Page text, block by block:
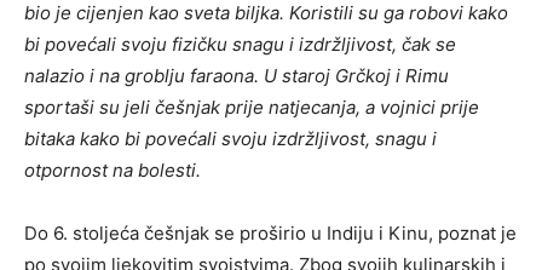
bio je cijenjen kao sveta biljka. Koristili su ga robovi kako
bi povećali svoju fizičku snagu i izdržljivost, čak se
nalazio i na groblju faraona. U staroj Grčkoj i Rimu
sportaši su jeli češnjak prije natjecanja, a vojnici prije
bitaka kako bi povećali svoju izdržljivost, snagu i
otpornost na bolesti.
Do 6. stoljeća češnjak se proširio u Indiju i Kinu, poznat je
po svojim ljekovitim svojstvima. Zbog svojih kulinarskih i